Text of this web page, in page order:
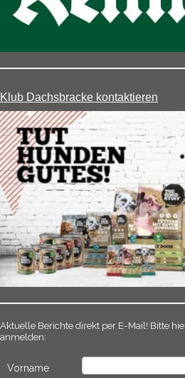
Klub Dachsbracke kontaktieren
Aktuelle Berichte direkt per E-Mail! Bitte
anmelden:
Vorname